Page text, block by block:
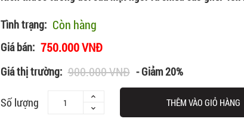
Tình trạng: Còn hàng
Giá bán: 750.000 VNĐ
Giá thị trường: 900.000 VNĐ - Giảm 20%
Số lượng THÊM VÀO GIỎ HÀNG